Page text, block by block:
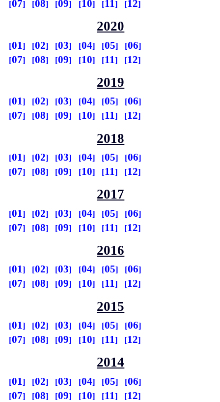
07 08 09 10 11 12
2020
01 02 03 04 05
06
07
08 09 10 11 12
2019
01 02 03 04 05
06
07
08 09 10 11 12
2018
01 02 03 04 05
06
07
08 09 10 11 12
2017
01 02 03 04 05
06
07
08 09 10 11 12
2016
01 02 03 04 05
06
07
08 09 10 11 12
2015
01 02 03 04 05
06
07
08 09 10 11 12
2014
01 02 03 04 05
06
07
08 09 10 11 12